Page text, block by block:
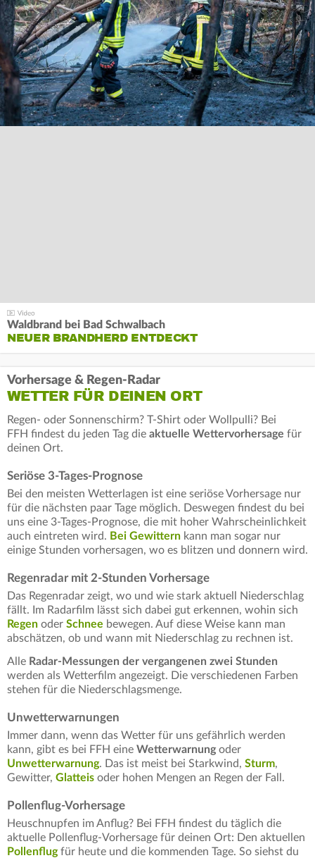
Waldbrand bei Bad Schwalbach
NEUER BRANDHERD ENTDECKT
Vorhersage & Regen-Radar
WETTER FÜR DEINEN ORT
Regen- oder Sonnenschirm? T-Shirt oder Wollpulli? Bei
FFH findest du jeden Tag die aktuelle Wettervorhersage für
deinen Ort.
Seriöse 3-Tages-Prognose
Bei den meisten Wetterlagen ist eine seriöse Vorhersage nur
für die nächsten paar Tage möglich. Deswegen findest du bei
uns eine 3-Tages-Prognose, die mit hoher Wahrscheinlichkeit
auch eintreten wird. Bei Gewittern kann man sogar nur
einige Stunden vorhersagen, wo es blitzen und donnern wird.
Regenradar mit 2-Stunden Vorhersage
Das Regenradar zeigt, wo und wie stark aktuell Niederschlag
fällt. Im Radarfilm lässt sich dabei gut erkennen, wohin sich
Regen oder Schnee bewegen. Auf diese Weise kann man
abschätzen, ob und wann mit Niederschlag zu rechnen ist.
Alle Radar-Messungen der vergangenen zwei Stunden
werden als Wetterfilm angezeigt. Die verschiedenen Farben
stehen für die Niederschlagsmenge.
Unwetterwarnungen
Immer dann, wenn das Wetter für uns gefährlich werden
kann, gibt es bei FFH eine Wetterwarnung oder
Unwetterwarnung. Das ist meist bei Starkwind, Sturm,
Gewitter, Glatteis oder hohen Mengen an Regen der Fall.
Pollenflug-Vorhersage
Heuschnupfen im Anflug? Bei FFH findest du täglich die
aktuelle Pollenflug-Vorhersage für deinen Ort: Den aktuellen
Pollenflugfür heute und die kommenden Tage. So siehst du